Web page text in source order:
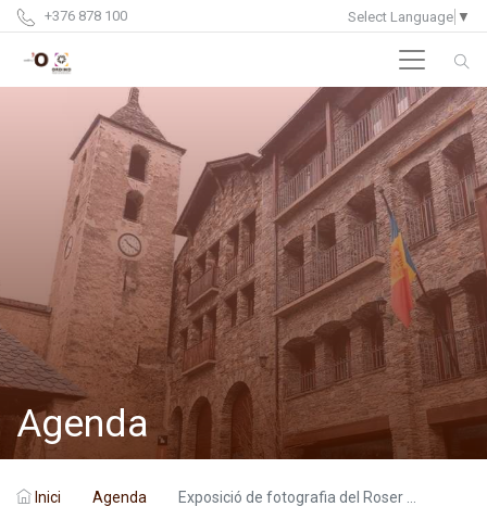
+376 878 100 Select Language ▼
Agenda
Inici Agenda Exposició de fotografia del Roser ...